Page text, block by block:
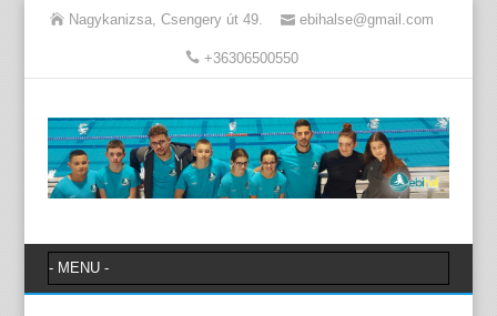
Nagykanizsa, Csengery út 49. ebihalse@gmail.com
+36306500550